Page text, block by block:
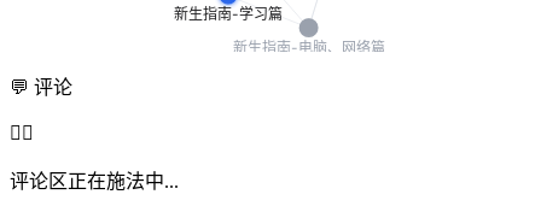
💬 评论
🧙‍♂️
评论区正在施法中...